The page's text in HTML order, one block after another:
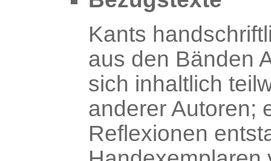
Kants
aus den Bänden
sich inhaltlich
anderer Autoren;
Reflexionen